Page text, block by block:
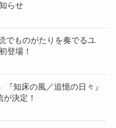
らせ
でものがたりを奏でるユ
登場！
知床の風／追憶の日々』
決定！